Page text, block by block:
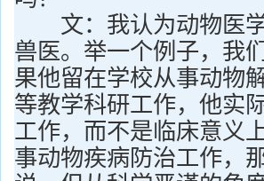
文：我认为动物医学
兽医。举一个例子，我
果他留在学校从事动物
等教学科研工作，他实
工作，而不是临床意义
事动物疾病防治工作，